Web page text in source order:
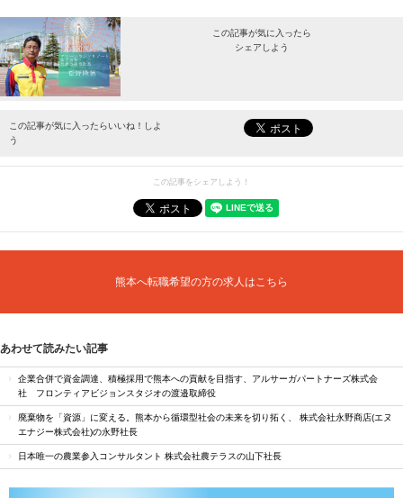
この記事が気に入ったら
シェアしよう
最新情報をお届けします。
この記事が気に入ったらいいね！しよ
う
この記事をシェアしよう！
熊本へ転職希望の方の求人はこちら
あわせて読みたい記事
企業合併で資金調達、積極採用で熊本への貢献を目指す、アルサーガパートナーズ株式会
社 フロンティアビジョンスタジオの渡邉取締役
廃棄物を「資源」に変える。熊本から循環型社会の未来を切り拓く、 株式会社永野商店(エヌ
エナジー株式会社)の永野社長
日本唯一の農業参入コンサルタント 株式会社農テラスの山下社長